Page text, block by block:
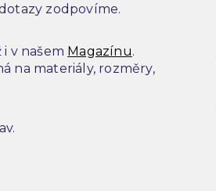
zodpovíme.
v našem Magazínu.
na materiály, rozměry,